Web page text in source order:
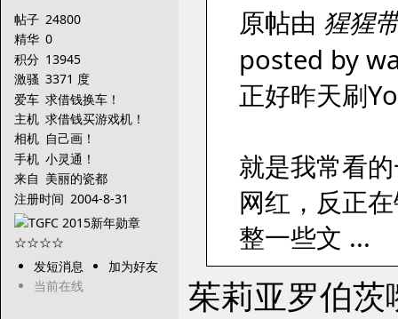
帖子 24800
精华 0
积分 13945
激骚 3371 度
爱车 求借钱换车！
主机 求借钱买游戏机！
相机 自己画！
手机 小灵通！
来自 美丽的瓷都
注册时间 2004-8-31
发短消息
加为好友
当前在线
原帖由 猩猩
posted by
正好昨天刷
就是我常看
网红，反正
整一些文 ...
茱莉亚罗伯